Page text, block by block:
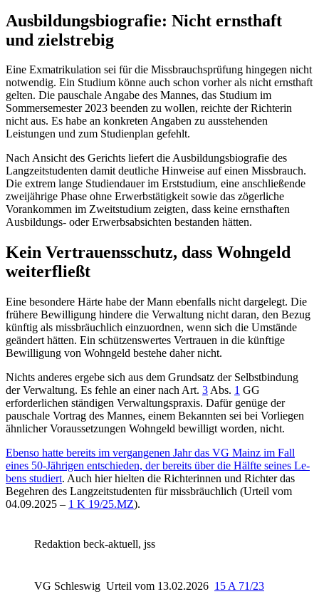
Ausbildungsbiografie: Nicht ernsthaft
und zielstrebig
Eine Exmatrikulation sei für die Missbrauchsprüfung hingegen nicht
notwendig. Ein Studium könne auch schon vorher als nicht ernsthaft
gelten. Die pauschale Angabe des Mannes, das Studium im
Sommersemester 2023 beenden zu wollen, reichte der Richterin
nicht aus. Es habe an konkreten Angaben zu ausstehenden
Leistungen und zum Studienplan gefehlt.
Nach Ansicht des Gerichts liefert die Ausbildungsbiografie des
Langzeitstudenten damit deutliche Hinweise auf einen Missbrauch.
Die extrem lange Studiendauer im Erststudium, eine anschließende
zweijährige Phase ohne Erwerbstätigkeit sowie das zögerliche
Vorankommen im Zweitstudium zeigten, dass keine ernsthaften
Ausbildungs- oder Erwerbsabsichten bestanden hätten.
Kein Vertrauensschutz, dass Wohngeld
weiterfließt
Eine besondere Härte habe der Mann ebenfalls nicht dargelegt. Die
frühere Bewilligung hindere die Verwaltung nicht daran, den Bezug
künftig als missbräuchlich einzuordnen, wenn sich die Umstände
geändert hätten. Ein schützenswertes Vertrauen in die künftige
Bewilligung von Wohngeld bestehe daher nicht.
Nichts anderes ergebe sich aus dem Grundsatz der Selbstbindung
der Verwaltung. Es fehle an einer nach Art. 3 Abs. 1 GG
erforderlichen ständigen Verwaltungspraxis. Dafür genüge der
pauschale Vortrag des Mannes, einem Bekannten sei bei Vorliegen
ähnlicher Voraussetzungen Wohngeld bewilligt worden, nicht.
Ebenso hatte bereits im vergangenen Jahr das VG Mainz im Fall
eines 50-Jäh­ri­gen entschieden, der be­reits über die Hälf­te sei­nes Le­
bens stu­diert. Auch hier hielten die Richterinnen und Richter das
Begehren des Langzeitstudenten für missbräuchlich (Urteil vom
04.09.2025 – 1 K 19/25.MZ).
Redaktion beck-aktuell, jss
VG Schleswig Urteil vom 13.02.2026 15 A 71/23